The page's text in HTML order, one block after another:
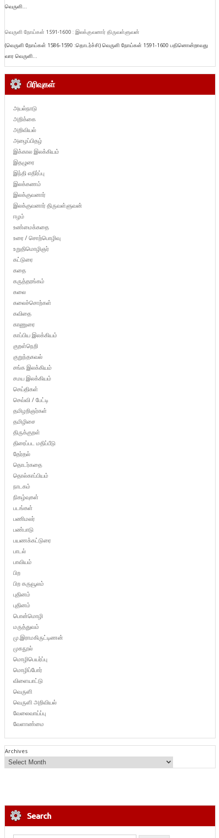
வெருளி...
வெருளி நோய்கள் 1591-1600 : இலக்குவனார் திருவள்ளுவன்
(வெருளி நோய்கள் 1586-1590 :தொடர்ச்சி) வெருளி நோய்கள் 1591-1600 பதினொன்றாவது
வார வெருளி...
பிரிவுகள்
அயல்நாடு
அறிக்கை
அறிவியல்
அழைப்பிதழ்
இக்கால இலக்கியம்
இதழுரை
இந்தி எதிர்ப்பு
இலக்கணம்
இலக்குவனார்
இலக்குவனார் திருவள்ளுவன்
ஈழம்
உண்மைக்கதை
உரை / சொற்பொழிவு
உறுதிமொழிஞர்
கட்டுரை
கதை
கருத்தரங்கம்
கலை
கலைச்சொற்கள்
கவிதை
காணுரை
காப்பிய இலக்கியம்
குறள்நெறி
குறுந்தகவல்
சங்க இலக்கியம்
சமய இலக்கியம்
செய்திகள்
செவ்வி / பேட்டி
தமிழறிஞர்கள்
தமிழிசை
திருக்குறள்
திரைப்பட மதிப்பீடு
தேர்தல்
தொடர்கதை
தொல்காப்பியம்
நாடகம்
நிகழ்வுகள்
படங்கள்
பணிமலர்
பண்பாடு
பயணக்கட்டுரை
பாடல்
பாவியம்
பிற
பிற கருவூலம்
புதினம்
புதினம்
பொன்மொழி
மருத்துவம்
மு.இராமகிருட்டிணன்
முகநூல்
மொழிபெயர்ப்பு
மொழிப்போர்
விளையாட்டு
வெருளி
வெருளி அறிவியல்
வேலைவாய்ப்பு
வேளாண்மை
Archives
Search